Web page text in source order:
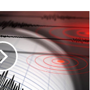
تركيا:
زلزال
يضرب
بينغول
ظهر
اليوم